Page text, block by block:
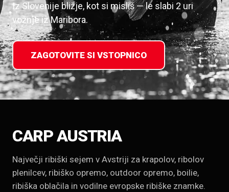
Iz Slovenije bližje, kot si misliš — le slabi 2 uri
vožnje iz Maribora.
ZAGOTOVITE SI VSTOPNICO
CARP AUSTRIA
Največji ribiški sejem v Avstriji za krapolov, ribolov
plenilcev, ribiško opremo, outdoor opremo, boilie,
ribiška oblačila in vodilne evropske ribiške znamke.